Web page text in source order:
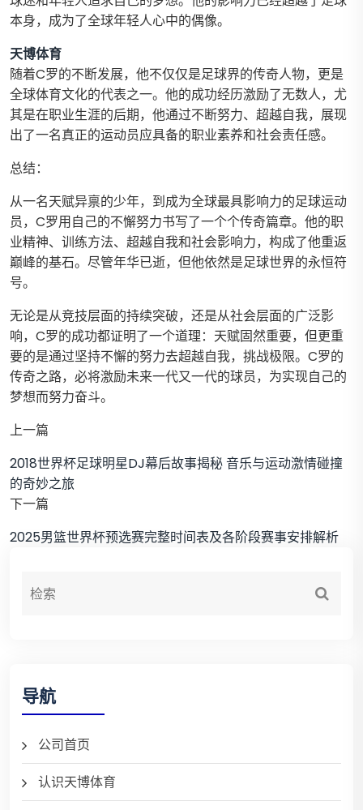
本身，成为了全球年轻人心中的偶像。
天博体育
随着C罗的不断发展，他不仅仅是足球界的传奇人物，更是
全球体育文化的代表之一。他的成功经历激励了无数人，尤
其是在职业生涯的后期，他通过不断努力、超越自我，展现
出了一名真正的运动员应具备的职业素养和社会责任感。
总结：
从一名天赋异禀的少年，到成为全球最具影响力的足球运动
员，C罗用自己的不懈努力书写了一个个传奇篇章。他的职
业精神、训练方法、超越自我和社会影响力，构成了他重返
巅峰的基石。尽管年华已逝，但他依然是足球世界的永恒符
号。
无论是从竞技层面的持续突破，还是从社会层面的广泛影
响，C罗的成功都证明了一个道理：天赋固然重要，但更重
要的是通过坚持不懈的努力去超越自我，挑战极限。C罗的
传奇之路，必将激励未来一代又一代的球员，为实现自己的
梦想而努力奋斗。
上一篇
2018世界杯足球明星DJ幕后故事揭秘 音乐与运动激情碰撞
的奇妙之旅
下一篇
2025男篮世界杯预选赛完整时间表及各阶段赛事安排解析
导航
公司首页
认识天博体育